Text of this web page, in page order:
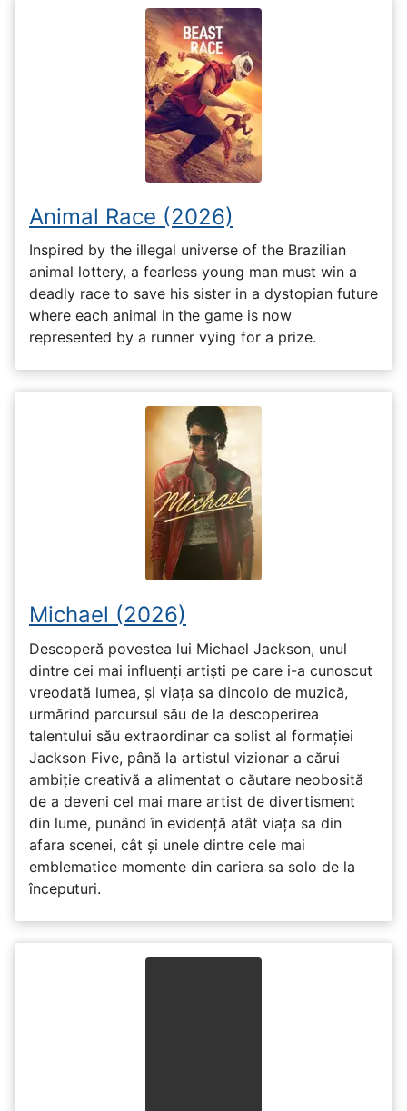
Animal Race (2026)
Inspired by the illegal universe of the Brazilian
animal lottery, a fearless young man must win a
deadly race to save his sister in a dystopian future
where each animal in the game is now
represented by a runner vying for a prize.
Michael (2026)
Descoperă povestea lui Michael Jackson, unul
dintre cei mai influenți artiști pe care i-a cunoscut
vreodată lumea, și viața sa dincolo de muzică,
urmărind parcursul său de la descoperirea
talentului său extraordinar ca solist al formației
Jackson Five, până la artistul vizionar a cărui
ambiție creativă a alimentat o căutare neobosită
de a deveni cel mai mare artist de divertisment
din lume, punând în evidență atât viața sa din
afara scenei, cât și unele dintre cele mai
emblematice momente din cariera sa solo de la
începuturi.